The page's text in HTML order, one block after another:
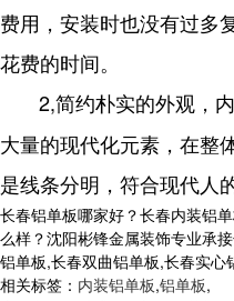
费用，安装时也没有过多
花费的时间。
2,简约朴实的外观，
大量的现代化元素，在整
是线条分明，符合现代人
长春铝单板哪家好？长春内装铝
么样？沈阳彬锋金属装饰专业承
铝单板,长春双曲铝单板,长春实
相关标签： 内装铝单板,铝单板,